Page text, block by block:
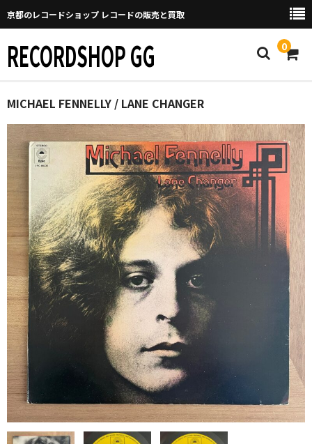
京都のレコードショップ レコードの販売と買取
RECORDSHOP GG 0
Home
マイページ
GGについて
買取について
取り置きなどについて
Categories
New Arrivals
新譜
GG RECORD （当店のレーベル）
全商品
JAZZ-US
BLUE NOTE
MICHAEL FENNELLY / LANE CHANGER